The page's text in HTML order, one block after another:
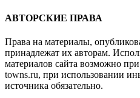
АВТОРСКИЕ ПРАВА
Права на материалы,
принадлежат их авторам.
материалов сайта возможно
towns.ru, при использовании
источника обязательно.